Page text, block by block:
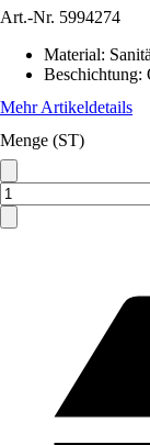
Art.-Nr. 5994274
Material:
Beschichtung:
Mehr Artikeldetails
Menge (ST)